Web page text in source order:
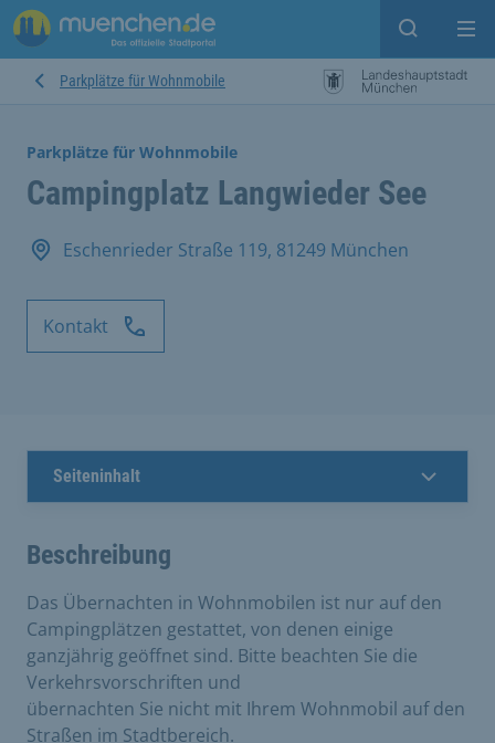
Suche
Parkplätze für Wohnmobile
Parkplätze für Wohnmobile
Campingplatz Langwieder See
Eschenrieder Straße 119, 81249 München
Kontakt
Seiteninhalt
Beschreibung
Das Übernachten in Wohnmobilen ist nur auf den
Campingplätzen gestattet, von denen einige
ganzjährig geöffnet sind. Bitte beachten Sie die
Verkehrsvorschriften und
übernachten Sie nicht mit Ihrem Wohnmobil auf den
Straßen im Stadtbereich.